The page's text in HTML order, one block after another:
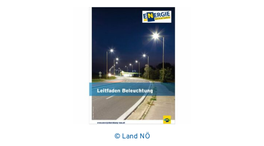
© Land NÖ